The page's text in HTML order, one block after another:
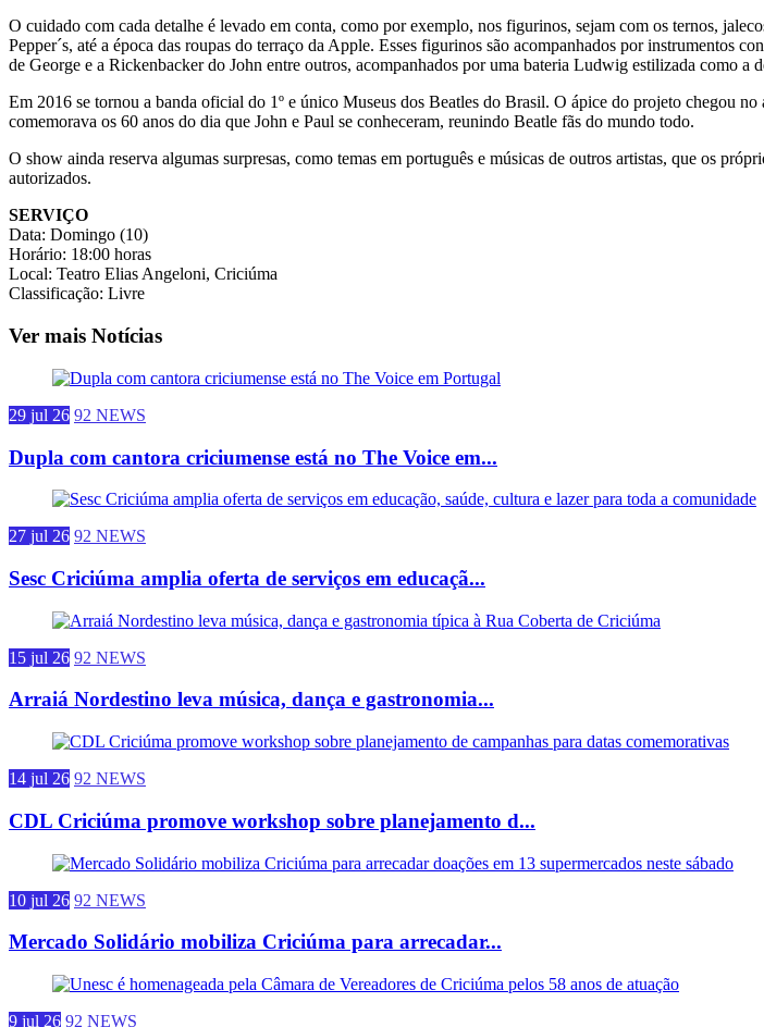
O cuidado com cada detalhe é levado em conta, como por exemplo, nos figurinos, sejam com os ternos,
Pepper´s, até a época das roupas do terraço da Apple. Esses figurinos são acompanhados por instrumentos
de George e a Rickenbacker do John entre outros, acompanhados por uma bateria Ludwig estilizada como a
Em 2016 se tornou a banda oficial do 1º e único Museus dos Beatles do Brasil. O ápice do projeto chegou
comemorava os 60 anos do dia que John e Paul se conheceram, reunindo Beatle fãs do mundo todo.
O show ainda reserva algumas surpresas, como temas em português e músicas de outros artistas, que os
autorizados.
SERVIÇO
Data: Domingo (10)
Horário: 18:00 horas
Local: Teatro Elias Angeloni, Criciúma
Classificação: Livre
Ver mais Notícias
29 jul 26 92 NEWS
Dupla com cantora criciumense está no The Voice em...
27 jul 26 92 NEWS
Sesc Criciúma amplia oferta de serviços em educaçã...
15 jul 26 92 NEWS
Arraiá Nordestino leva música, dança e gastronomia...
14 jul 26 92 NEWS
CDL Criciúma promove workshop sobre planejamento d...
10 jul 26 92 NEWS
Mercado Solidário mobiliza Criciúma para arrecadar...
9 jul 26 92 NEWS